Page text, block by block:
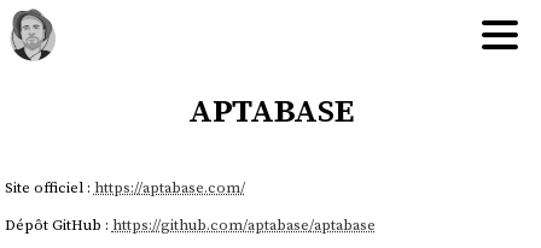
aptabase
Site officiel : https://aptabase.com/
Dépôt GitHub : https://github.com/aptabase/aptabase